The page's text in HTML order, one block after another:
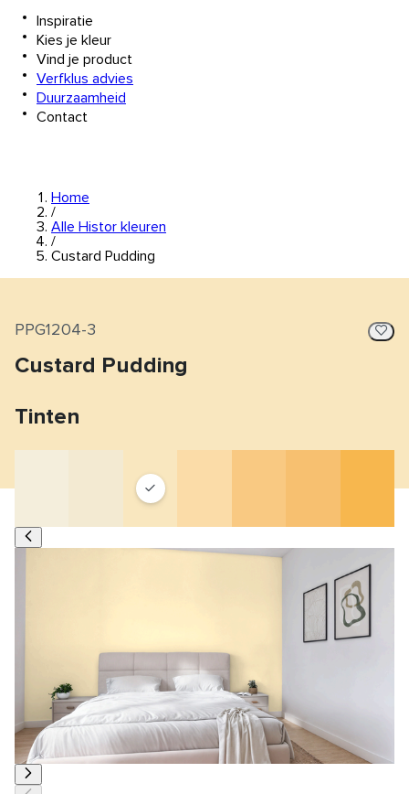
Inspiratie
Kies je kleur
Vind je product
Verfklus advies
Duurzaamheid
Contact
Home
/
Alle Histor kleuren
/
Custard Pudding
PPG1204-3
Custard Pudding
Tinten